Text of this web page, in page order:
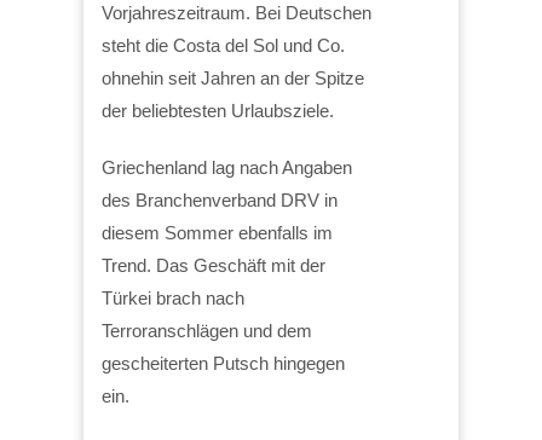
Vorjahreszeitraum. Bei Deutschen
steht die Costa del Sol und Co.
ohnehin seit Jahren an der Spitze
der beliebtesten Urlaubsziele.
Griechenland lag nach Angaben
des Branchenverband DRV in
diesem Sommer ebenfalls im
Trend. Das Geschäft mit der
Türkei brach nach
Terroranschlägen und dem
gescheiterten Putsch hingegen
ein.